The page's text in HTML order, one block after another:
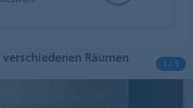
Räumen 1 / 5